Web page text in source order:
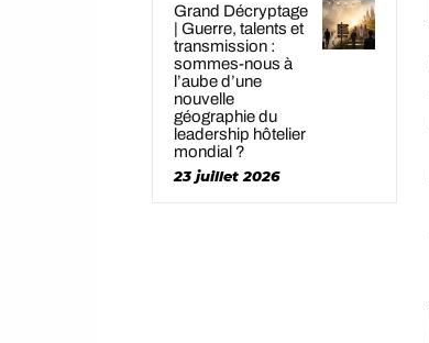
Grand Décryptage
| Guerre, talents et
transmission :
sommes-nous à
l’aube d’une
nouvelle
géographie du
leadership hôtelier
mondial ?
23 juillet 2026